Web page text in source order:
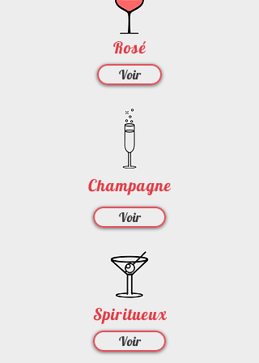
Rosé
Voir
Champagne
Voir
Spiritueux
Voir